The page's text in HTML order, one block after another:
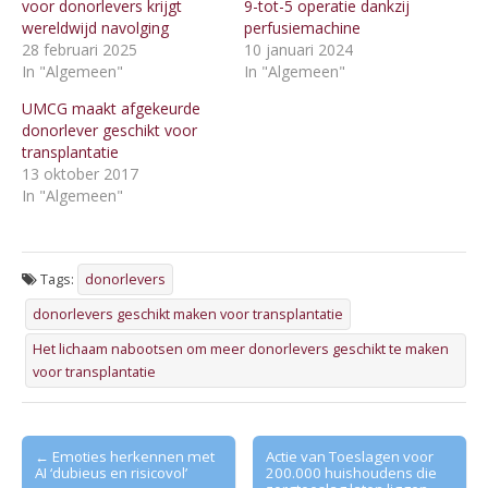
voor donorlevers krijgt
wereldwijd navolging
28 februari 2025
In "Algemeen"
9-tot-5 operatie dankzij
perfusiemachine
10 januari 2024
In "Algemeen"
UMCG maakt afgekeurde
donorlever geschikt voor
transplantatie
13 oktober 2017
In "Algemeen"
Tags:
donorlevers
donorlevers geschikt maken voor transplantatie
Het lichaam nabootsen om meer donorlevers geschikt te maken
voor transplantatie
Post
navigation
← Emoties herkennen met
AI ‘dubieus en risicovol’
Actie van Toeslagen voor
200.000 huishoudens die